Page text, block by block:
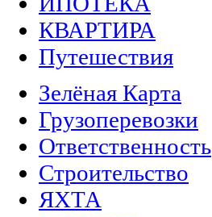
КВАРТИРА
Путешествия
Зелёная Карта
Грузоперевозки
Ответственность
Строительство
ЯХТА